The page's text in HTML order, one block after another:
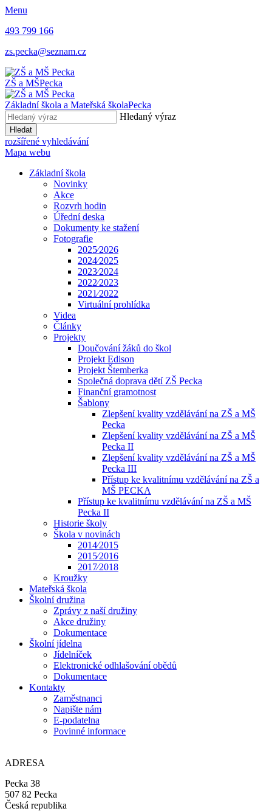
Menu
493 799 166
zs.pecka@seznam.cz
ZŠ a MŠPecka
Základní škola a Mateřská školaPecka
Hledaný výraz
Hledat
rozšířené vyhledávání
Mapa webu
Základní škola
Novinky
Akce
Rozvrh hodin
Úřední deska
Dokumenty ke stažení
Fotografie
2025⁄2026
2024⁄2025
2023⁄2024
2022⁄2023
2021⁄2022
Virtuální prohlídka
Videa
Články
Projekty
Doučování žáků do škol
Projekt Edison
Projekt Štemberka
Společná doprava dětí ZŠ Pecka
Finanční gramotnost
Šablony
Zlepšení kvality vzdělávání na ZŠ a MŠ
Pecka
Zlepšení kvality vzdělávání na ZŠ a MŠ
Pecka II
Zlepšení kvality vzdělávání na ZŠ a MŠ
Pecka III
Přístup ke kvalitnímu vzdělávání na ZŠ a
MŠ PECKA
Přístup ke kvalitnímu vzdělávání na ZŠ a MŠ
Pecka II
Historie školy
Škola v novinách
2014⁄2015
2015⁄2016
2017⁄2018
Kroužky
Mateřská škola
Školní družina
Zprávy z naší družiny
Akce družiny
Dokumentace
Školní jídelna
Jídelníček
Elektronické odhlašování obědů
Dokumentace
Kontakty
Zaměstnanci
Napište nám
E-podatelna
Povinné informace
ADRESA
Pecka 38
507 82 Pecka
Česká republika